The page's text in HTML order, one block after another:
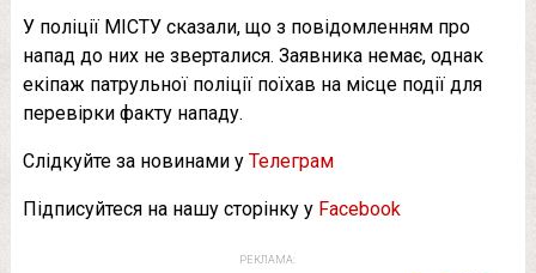
У поліції МІСТУ сказали, що з повідомленням про
напад до них не зверталися. Заявника немає, однак
екіпаж патрульної поліції поїхав на місце події для
перевірки факту нападу.
Слідкуйте за новинами у Телеграм
Підписуйтеся на нашу сторінку у Facebook
РЕКЛАМА: